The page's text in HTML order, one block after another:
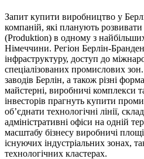
Запит купити виробництво у
компаній, які планують
(Produktion) в одному з
Німеччини. Регіон Берлін-
інфраструктуру, доступ до
спеціалізованих промислових
заводів Берлін, а також різні
майстерні, виробничі комплекси
інвесторів прагнуть купити
об’єднати технологічні лінії,
адміністративні офіси на одній
масштабу бізнесу виробничі
існуючих індустріальних зонах,
технологічних кластерах.